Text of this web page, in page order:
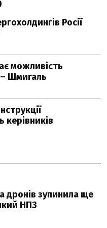
Росії
можливість
– Шмигаль
керівників
дронів зупинила ще
НПЗ